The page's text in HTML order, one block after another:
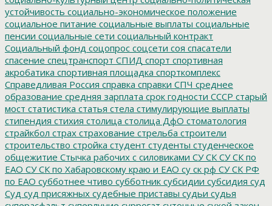
устойчивость социально-экономическое положение
социальное питание социальные выплаты социальные
пенсии социальные сети социальный контракт
Социальный фонд соцопрос соцсети соя спасатели
спасение спецтранспорт СПИД спорт спортивная
акробатика спортивная площадка спорткомплекс
Справедливая Россия справка справки СПЧ среднее
образование средняя зарплата срок годности СССР старый
мост статистика статья стела стимулирующие выплаты
стипендия стихия столица столица ДфО стоматология
страйкбол страх страхование стрельба строители
строительство стройка студент студенты студенческое
общежитие Стычка рабочих с силовиками СУ СК СУ СК по
ЕАО СУ СК по Хабаровскому краю и ЕАО су ск рф СУ СК РФ
по ЕАО субботнее чтиво субботник субсидии субсидия суд
Суд суд присяжных судебные приставы судьи судья